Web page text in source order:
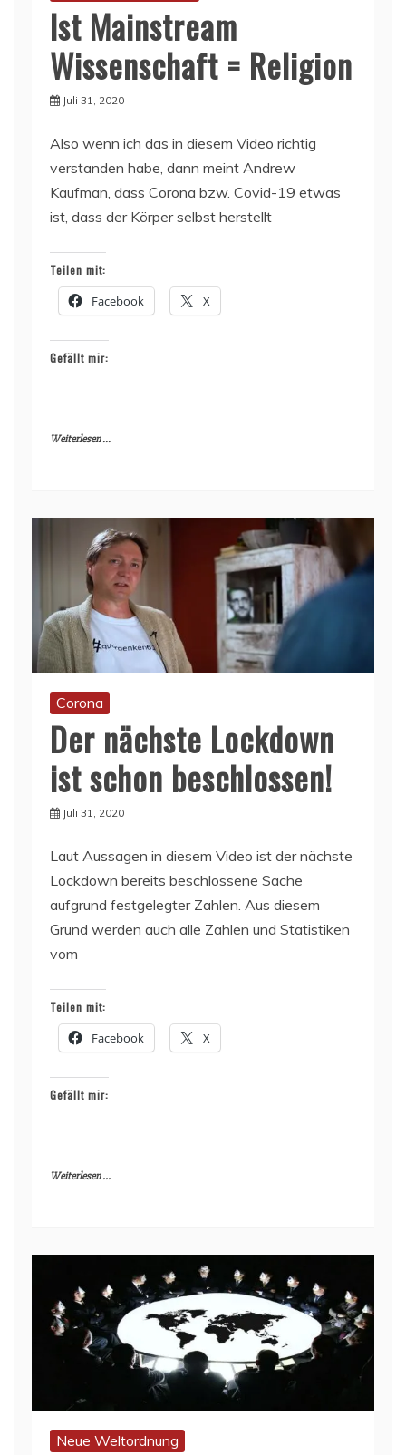
Ist Mainstream
Wissenschaft = Religion
Juli 31, 2020
Also wenn ich das in diesem Video richtig
verstanden habe, dann meint Andrew
Kaufman, dass Corona bzw. Covid-19 etwas
ist, dass der Körper selbst herstellt
Teilen mit:
Facebook X
Gefällt mir:
Weiterlesen ...
Corona
Der nächste Lockdown
ist schon beschlossen!
Juli 31, 2020
Laut Aussagen in diesem Video ist der nächste
Lockdown bereits beschlossene Sache
aufgrund festgelegter Zahlen. Aus diesem
Grund werden auch alle Zahlen und Statistiken
vom
Teilen mit:
Facebook X
Gefällt mir:
Weiterlesen ...
Neue Weltordnung